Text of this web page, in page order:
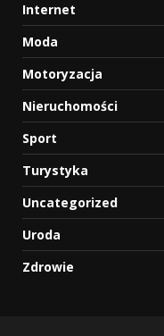
Internet
Moda
Motoryzacja
Nieruchomości
Sport
Turystyka
Uncategorized
Uroda
Zdrowie